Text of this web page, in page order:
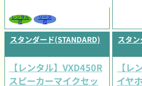
レンタル
可
リース
可
スタンダード(STANDARD)
【レンタル】VXD450R
スピーカーマイクセッ
スタ
【レ
イヤ